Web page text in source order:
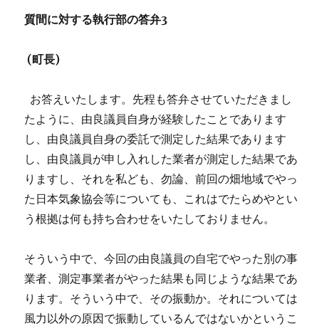
質間に対する執行部の答弁3
(町長)
お答えいたします。先程も答弁させていただきまし
たように、由良議員自身が経験したことであります
し、由良議員自身の委託で測定した結果であります
し、由良議員が申し入れした業者が測定した結果であ
りますし、それを私ども、勿論、前回の畑地域でやっ
た日本気象協会等についても、これはでたらめやとい
う根拠は何も持ち合わせをいたしておりません。
そういう中で、今回の由良議員の自宅でやった別の事
業者、測定事業者がやった結果も同じような結果であ
ります。そういう中で、その振動か。それについては
風力以外の原因で振動しているんではないかというこ